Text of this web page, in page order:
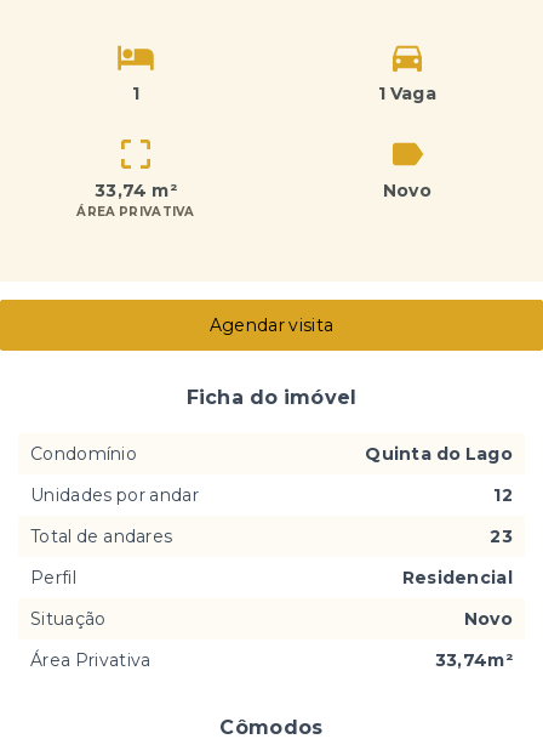
1 1 Vaga
33,74 m²
ÁREA PRIVATIVA
Novo
Cômodos
Agendar visita
Ficha do imóvel
Condomínio
Quinta do Lago
Unidades por andar
12
Total de andares
23
Perfil
Residencial
Situação
Novo
Área Privativa
33,74m²